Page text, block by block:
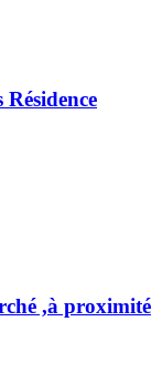
,à proximité